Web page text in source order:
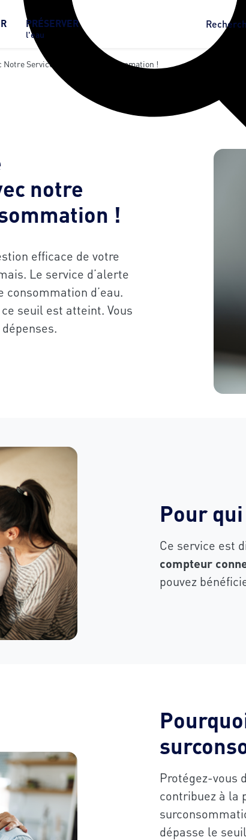
PRÉSERVER
l'eau
Service D’alerte Surconsommation !
notre
!
efficace de votre
Le service d’alerte
d’eau.
seuil est atteint. Vous
Pour
Ce service est
compteur
pouvez
Protégez-vous
contribuez à la
dépasse le